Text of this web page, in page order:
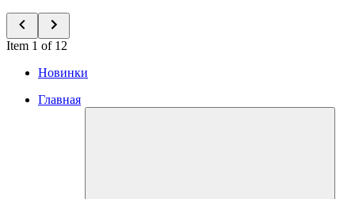
Item 1 of 12
Новинки
Главная